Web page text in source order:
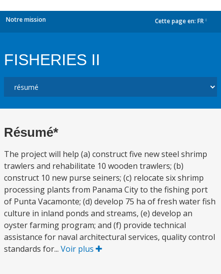
Notre mission Cette page en: FR
FISHERIES II
Résumé*
The project will help (a) construct five new steel shrimp
trawlers and rehabilitate 10 wooden trawlers; (b)
construct 10 new purse seiners; (c) relocate six shrimp
processing plants from Panama City to the fishing port
of Punta Vacamonte; (d) develop 75 ha of fresh water fish
culture in inland ponds and streams, (e) develop an
oyster farming program; and (f) provide technical
assistance for naval architectural services, quality control
standards for... Voir plus